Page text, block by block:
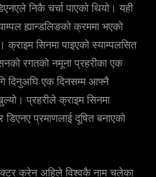
निकै चर्चा पाएको थियो। यही
ह्यान्डलिङको क्रममा भएको
क्राइम सिनमा पाइएको स्याम्पलसित
रगतको नमूना प्रहरीका एक
दिनुअघि एक दिनसम्म आफ्नै
प्रहरीले क्राइम सिनमा
प्रमाणलाई दूषित बनाएको
क्रेन अहिले विश्वकै नाम चलेका